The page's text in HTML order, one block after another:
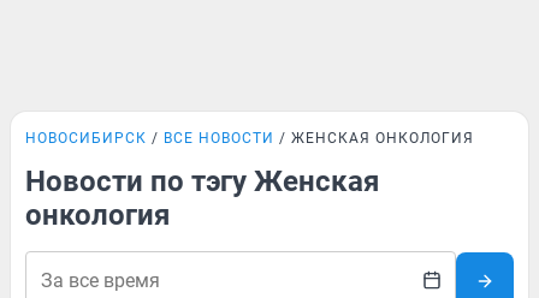
НОВОСИБИРСК ВСЕ НОВОСТИ ЖЕНСКАЯ ОНКОЛОГИЯ
Новости по тэгу Женская
онкология